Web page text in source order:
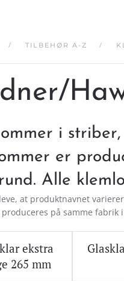
TILBEHØR A-Z
i
er
Alle
at produktnavnet
på samme fabrik
ekstra
265 mm